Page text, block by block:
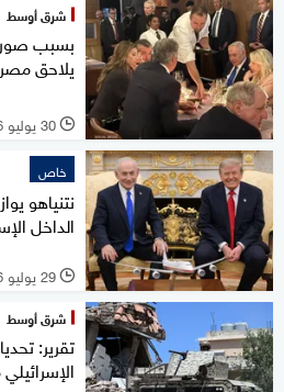
شرق أوسط
بسبب صورة
يلاحق
l 30 يوليو 2026
خاص
نتنياهو
الداخل
l 29 يوليو 2026
شرق أوسط
تقرير: